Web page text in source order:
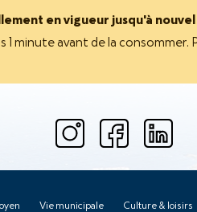
en vigueur jusqu'à
1 minute avant de la
Vie municipale Culture & loisirs